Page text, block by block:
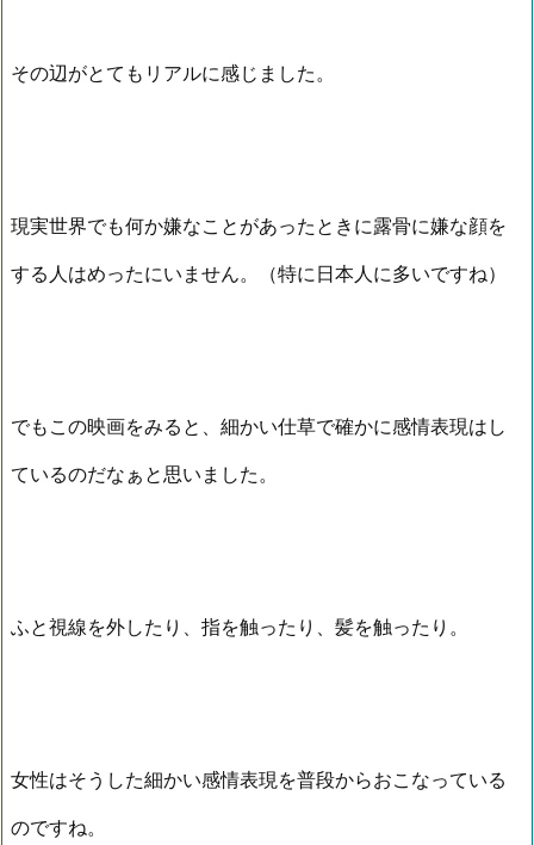
その辺がとてもリアルに感じました。
現実世界でも何か嫌なことがあったときに露骨に嫌な顔を
する人はめったにいません。（特に日本人に多いですね）
でもこの映画をみると、細かい仕草で確かに感情表現はし
ているのだなぁと思いました。
ふと視線を外したり、指を触ったり、髪を触ったり。
女性はそうした細かい感情表現を普段からおこなっている
のですね。